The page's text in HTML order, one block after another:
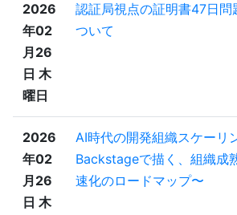
2026
年02
月26
日 木
曜日
認証局視点の証明書47日問
ついて
2026
年02
月26
日 木
AI時代の開発組織スケーリ
Backstageで描く、組織成
速化のロードマップ〜